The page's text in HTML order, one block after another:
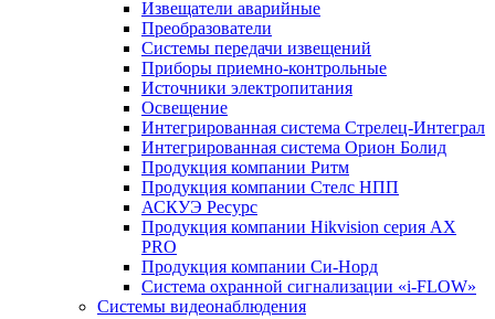
Извещатели аварийные
Преобразователи
Системы передачи извещений
Приборы приемно-контрольные
Источники электропитания
Освещение
Интегрированная система Стрелец-Интеграл
Интегрированная система Орион Болид
Продукция компании Ритм
Продукция компании Стелс НПП
АСКУЭ Ресурс
Продукция компании Hikvision серия AX
PRO
Продукция компании Си-Норд
Система охранной сигнализации «i-FLOW»
Системы видеонаблюдения